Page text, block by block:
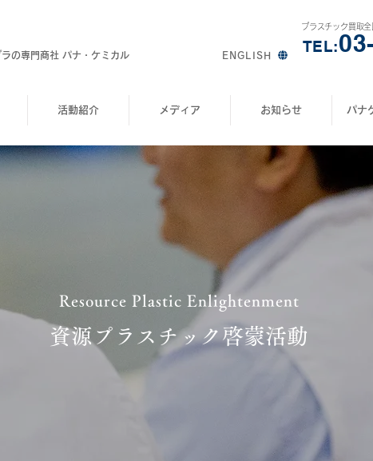
の専門商社 パナ・ケミカル ENGLISH
プラスチック買取
TEL:
活動紹介 メディア お知らせ パナ
Resource Plastic Enlightenment
資源プラスチック啓蒙活動